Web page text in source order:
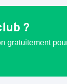
?
gratuitement